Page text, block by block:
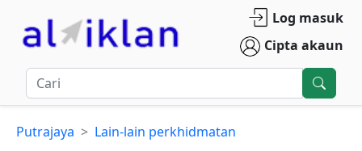
Log masuk
Cipta akaun
Putrajaya Lain-lain perkhidmatan